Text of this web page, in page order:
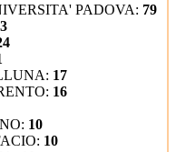
PADOVA: 79
17
16
10
10